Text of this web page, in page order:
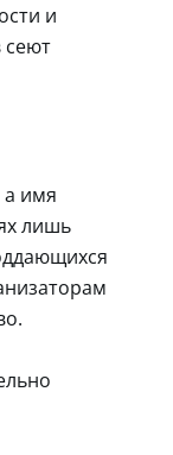
и
сеют
а имя
лишь